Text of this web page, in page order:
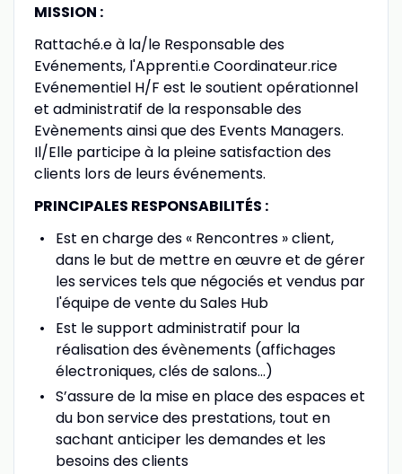
MISSION :
Rattaché.e à la/le Responsable des
Evénements, l'Apprenti.e Coordinateur.rice
Evénementiel H/F est le soutient opérationnel
et administratif de la responsable des
Evènements ainsi que des Events Managers.
Il/Elle participe à la pleine satisfaction des
clients lors de leurs événements.
PRINCIPALES RESPONSABILITÉS :
Est en charge des « Rencontres » client,
dans le but de mettre en œuvre et de gérer
les services tels que négociés et vendus par
l'équipe de vente du Sales Hub
Est le support administratif pour la
réalisation des évènements (affichages
électroniques, clés de salons…)
S’assure de la mise en place des espaces et
du bon service des prestations, tout en
sachant anticiper les demandes et les
besoins des clients